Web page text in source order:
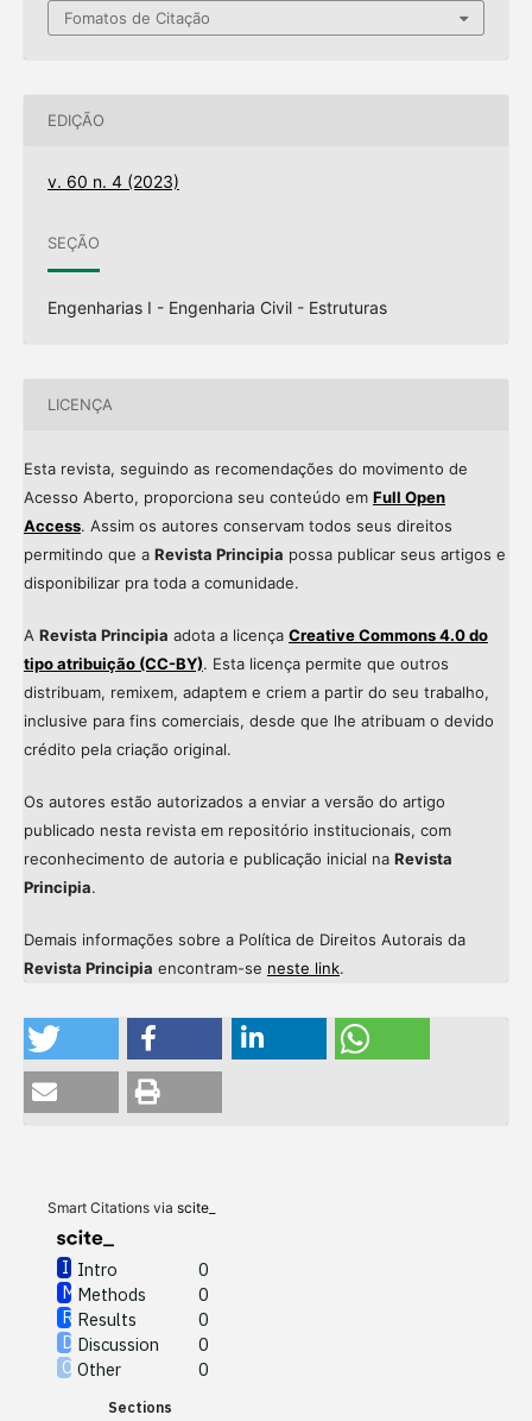
Fomatos de Citação
EDIÇÃO
v. 60 n. 4 (2023)
SEÇÃO
Engenharias I - Engenharia Civil - Estruturas
LICENÇA
Esta revista, seguindo as recomendações do movimento de
Acesso Aberto, proporciona seu conteúdo em Full Open
Access. Assim os autores conservam todos seus direitos
permitindo que a Revista Principia possa publicar seus artigos e
disponibilizar pra toda a comunidade.
A Revista Principia adota a licença Creative Commons 4.0 do
tipo atribuição (CC-BY). Esta licença permite que outros
distribuam, remixem, adaptem e criem a partir do seu trabalho,
inclusive para fins comerciais, desde que lhe atribuam o devido
crédito pela criação original.
Os autores estão autorizados a enviar a versão do artigo
publicado nesta revista em repositório institucionais, com
reconhecimento de autoria e publicação inicial na Revista
Principia.
Demais informações sobre a Política de Direitos Autorais da
Revista Principia encontram-se neste link.
Smart Citations via scite_
Intro
0
Methods
0
Results
0
Discussion
0
Other
0
Sections